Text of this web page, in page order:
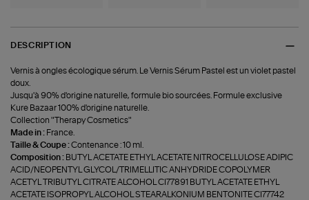
DESCRIPTION
Vernis à ongles écologique sérum. Le Vernis Sérum Pastel est un violet pastel
doux.
Jusqu'à 90% d'origine naturelle, formule bio sourcées. Formule exclusive
Kure Bazaar 100% d'origine naturelle.
Collection "Therapy Cosmetics"
Made in : France.
Taille & Coupe :Contenance : 10 ml.
Composition : BUTYL ACETATE ETHYL ACETATE NITROCELLULOSE ADIPIC
ACID/NEOPENTYL GLYCOL/TRIMELLITIC ANHYDRIDE COPOLYMER
ACETYL TRIBUTYL CITRATE ALCOHOL CI77891 BUTYL ACETATE ETHYL
ACETATE ISOPROPYL ALCOHOL STEARALKONIUM BENTONITE CI77742